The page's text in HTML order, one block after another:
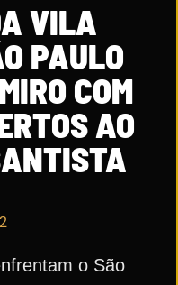
VILA
PAULO
COM
AO
o São